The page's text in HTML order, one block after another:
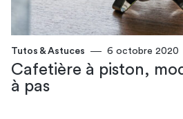
Tutos & Astuces 6 octobre 2020
Cafetière à piston,
à pas